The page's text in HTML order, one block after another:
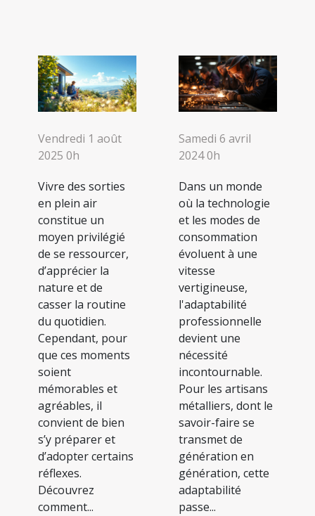
Vendredi 1 août
2025 0h
Vivre des sorties
en plein air
constitue un
moyen privilégié
de se ressourcer,
d’apprécier la
nature et de
casser la routine
du quotidien.
Cependant, pour
que ces moments
soient
mémorables et
agréables, il
convient de bien
s’y préparer et
d’adopter certains
réflexes.
Découvrez
comment...
Samedi 6 avril
2024 0h
Dans un monde
où la technologie
et les modes de
consommation
évoluent à une
vitesse
vertigineuse,
l'adaptabilité
professionnelle
devient une
nécessité
incontournable.
Pour les artisans
métalliers, dont le
savoir-faire se
transmet de
génération en
génération, cette
adaptabilité
passe...